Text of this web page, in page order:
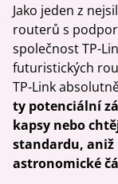
Jako jeden z
routerů s
společnost TP-
futuristických
TP-Link
ty potenciální
kapsy nebo
standardu,
astronomické